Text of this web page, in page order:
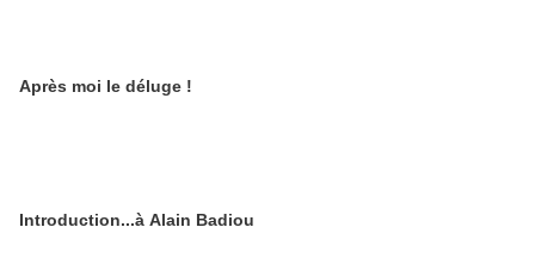
Après moi le déluge !
Introduction...à Alain Badiou